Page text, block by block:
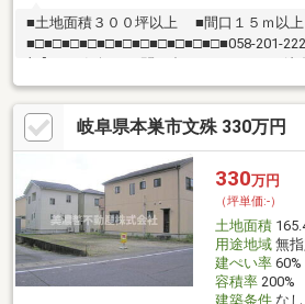
■土地面積３００坪以上 ■間口１５ｍ以
■□■□■□■□■□■□■□■□■□■□■□■058-201-
黄色い看板・黄色い車を見かけたことあり
濃善不動産です！岐阜を知っている岐阜の
土地探しも住まい探しも建築も不動産のこ
■売買保有物件1000件以上！
岐阜県本巣市文殊 330万円
330万円
（坪単価:-）
土地面積
用途地域無指
建ぺい率60%
容積率200%
建築条件なし